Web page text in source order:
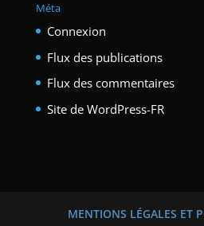
Méta
Connexion
Flux des publications
Flux des commentaires
Site de WordPress-FR
MENTIONS LÉGALES ET